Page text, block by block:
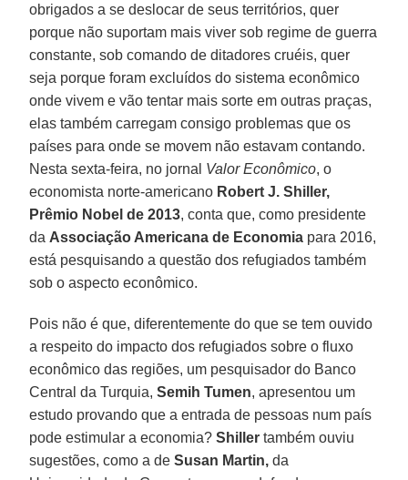
obrigados a se deslocar de seus territórios, quer
porque não suportam mais viver sob regime de guerra
constante, sob comando de ditadores cruéis, quer
seja porque foram excluídos do sistema econômico
onde vivem e vão tentar mais sorte em outras praças,
elas também carregam consigo problemas que os
países para onde se movem não estavam contando.
Nesta sexta-feira, no jornal Valor Econômico, o
economista norte-americano Robert J. Shiller,
Prêmio Nobel de 2013, conta que, como presidente
da Associação Americana de Economia para 2016,
está pesquisando a questão dos refugiados também
sob o aspecto econômico.
Pois não é que, diferentemente do que se tem ouvido
a respeito do impacto dos refugiados sobre o fluxo
econômico das regiões, um pesquisador do Banco
Central da Turquia,Semih Tumen, apresentou um
estudo provando que a entrada de pessoas num país
pode estimular a economia?Shiller também ouviu
sugestões, como a deSusan Martin, da